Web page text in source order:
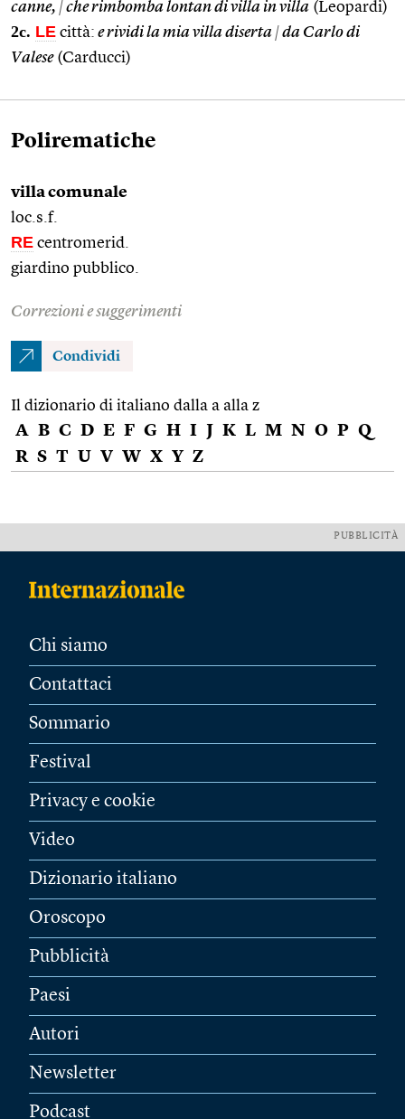
canne, |che rimbomba lontan di villa in villa (Leopardi)
2c. LE città: e rividi la mia villa diserta |da Carlo di
Valese(Carducci)
Polirematiche
villa comunale
loc.s.f.
RE centromerid.
giardino pubblico.
Correzioni e suggerimenti
Condividi
Il dizionario di italiano dalla a alla z
A B C D E F G H I J K L M N O P Q
R S T U V W X Y Z
PUBBLICITÀ
Chi siamo
Contattaci
Sommario
Festival
Privacy e cookie
Video
Dizionario italiano
Oroscopo
Pubblicità
Paesi
Autori
Newsletter
Podcast